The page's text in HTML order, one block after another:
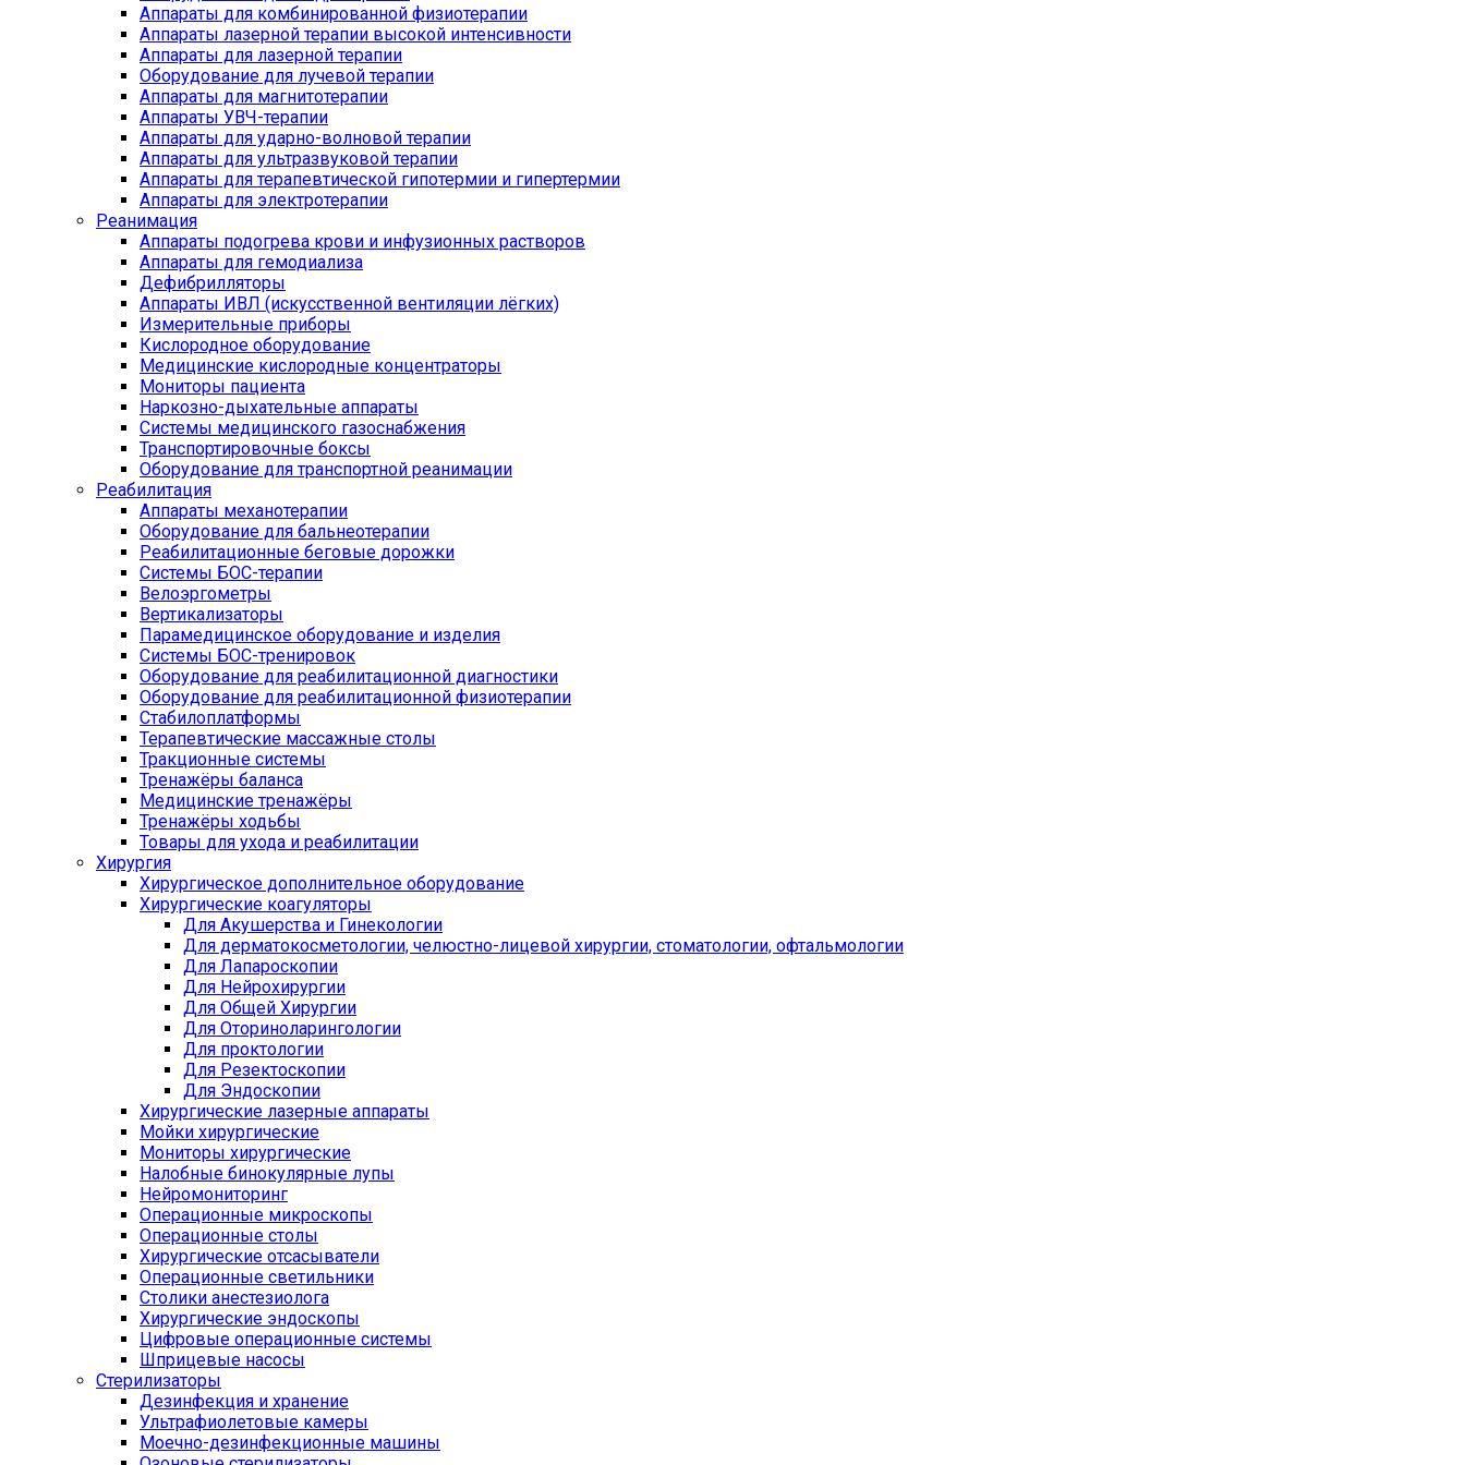
Аппараты для комбинированной физиотерапии
Аппараты лазерной терапии высокой интенсивности
Аппараты для лазерной терапии
Оборудование для лучевой терапии
Аппараты для магнитотерапии
Аппараты УВЧ-терапии
Аппараты для ударно-волновой терапии
Аппараты для ультразвуковой терапии
Аппараты для терапевтической гипотермии и гипертермии
Аппараты для электротерапии
Реанимация
Аппараты подогрева крови и инфузионных растворов
Аппараты для гемодиализа
Дефибрилляторы
Аппараты ИВЛ (искусственной вентиляции лёгких)
Измерительные приборы
Кислородное оборудование
Медицинские кислородные концентраторы
Мониторы пациента
Наркозно-дыхательные аппараты
Системы медицинского газоснабжения
Транспортировочные боксы
Оборудование для транспортной реанимации
Реабилитация
Аппараты механотерапии
Оборудование для бальнеотерапии
Реабилитационные беговые дорожки
Системы БОС-терапии
Велоэргометры
Вертикализаторы
Парамедицинское оборудование и изделия
Системы БОС-тренировок
Оборудование для реабилитационной диагностики
Оборудование для реабилитационной физиотерапии
Стабилоплатформы
Терапевтические массажные столы
Тракционные системы
Тренажёры баланса
Медицинские тренажёры
Тренажёры ходьбы
Товары для ухода и реабилитации
Хирургия
Хирургическое дополнительное оборудование
Хирургические коагуляторы
Для Акушерства и Гинекологии
Для дерматокосметологии, челюстно-лицевой хирургии, стоматологии, офтальмологии
Для Лапароскопии
Для Нейрохирургии
Для Общей Хирургии
Для Оториноларингологии
Для проктологии
Для Резектоскопии
Для Эндоскопии
Хирургические лазерные аппараты
Мойки хирургические
Мониторы хирургические
Налобные бинокулярные лупы
Нейромониторинг
Операционные микроскопы
Операционные столы
Хирургические отсасыватели
Операционные светильники
Столики анестезиолога
Хирургические эндоскопы
Цифровые операционные системы
Шприцевые насосы
Стерилизаторы
Дезинфекция и хранение
Ультрафиолетовые камеры
Моечно-дезинфекционные машины